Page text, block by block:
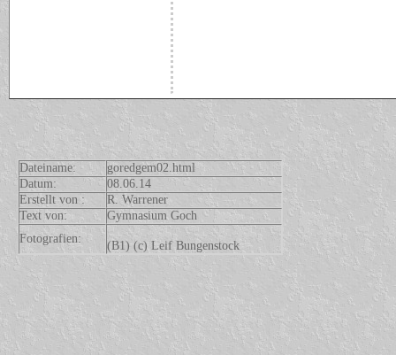
Dateiname:
goredgem02.html
Datum:
08.06.14
Erstellt von :
R. Warrener
Text von:
Gymnasium Goch
Fotografien:
(B1) (c) Leif Bungenstock